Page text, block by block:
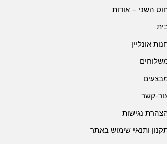
השני – אודות
אונליין
קשר
נגישות
ותנאי שימוש באתר